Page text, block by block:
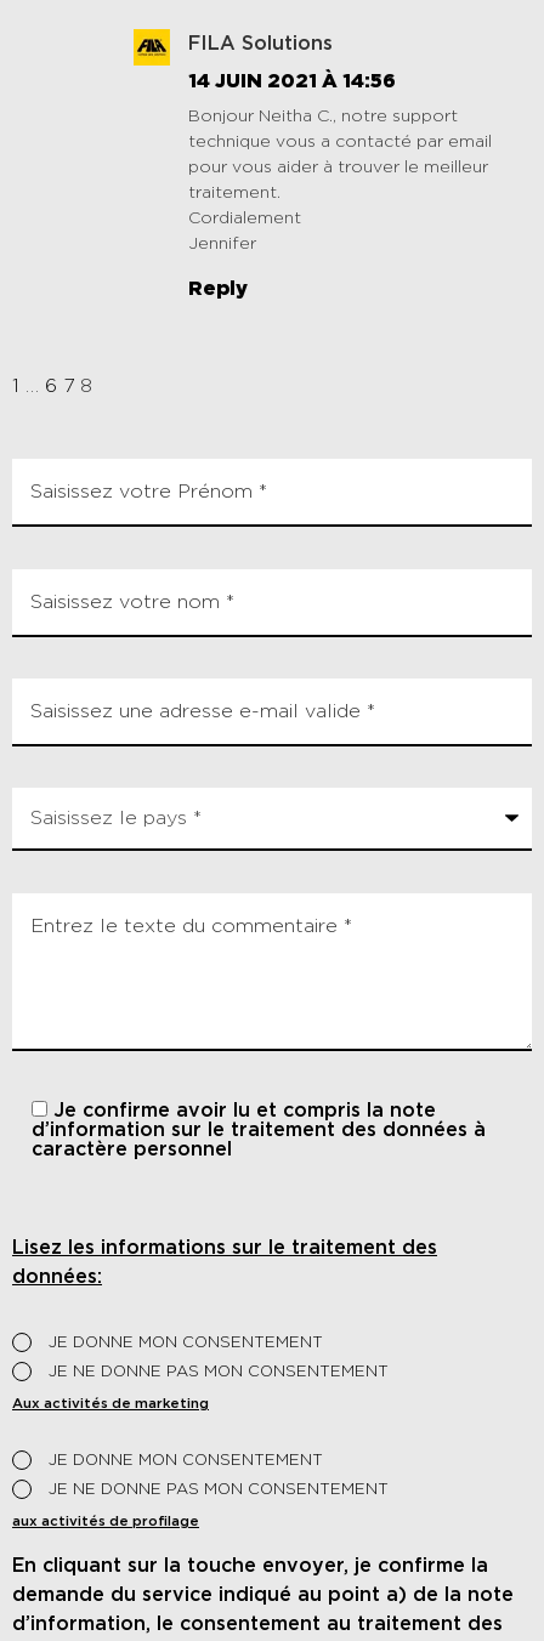
FILA Solutions
14 JUIN 2021 À 14:56
Bonjour Neitha C., notre support
technique vous a contacté par email
pour vous aider à trouver le meilleur
traitement.
Cordialement
Jennifer
Reply
1 … 6 7 8
Je confirme avoir lu et compris
la note
d’information sur le traitement des données à
caractère personnel
Lisez les informations sur le traitement des
données:
JE DONNE MON CONSENTEMENT
JE NE DONNE PAS MON CONSENTEMENT
Aux activités de marketing
JE DONNE MON CONSENTEMENT
JE NE DONNE PAS MON CONSENTEMENT
aux activités de profilage
En cliquant sur la touche envoyer, je confirme la
demande du service indiqué au point a) de la note
d’information, le consentement au traitement des